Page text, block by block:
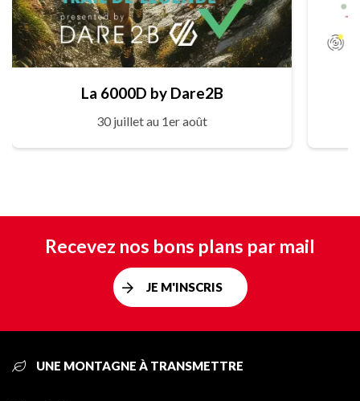
La 6000D by Dare2B
30 juillet au 1er août
Recevez nos bons plans par mail
JE M'INSCRIS
UNE MONTAGNE À TRANSMETTRE